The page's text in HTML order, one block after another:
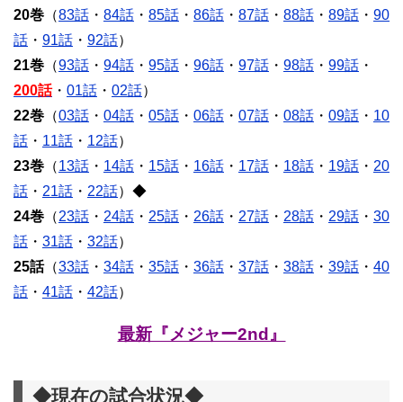
20巻 （83話 ・ 84話 ・ 85話 ・ 86話 ・ 87話 ・ 88話 ・ 89話 ・ 90
話 ・ 91話 ・ 92話）
21巻 （93話 ・ 94話 ・ 95話 ・ 96話 ・ 97話 ・ 98話 ・ 99話 ・
200話・ 01話 ・ 02話）
22巻 （03話 ・ 04話 ・ 05話 ・ 06話 ・ 07話 ・ 08話 ・ 09話 ・ 10
話 ・ 11話 ・ 12話）
23巻 （13話 ・ 14話 ・ 15話 ・ 16話 ・ 17話 ・ 18話 ・ 19話 ・ 20
話 ・ 21話 ・ 22話）◆
24巻 （23話 ・ 24話 ・ 25話 ・ 26話 ・ 27話 ・ 28話 ・ 29話 ・ 30
話 ・ 31話 ・ 32話）
25話（33話 ・ 34話 ・ 35話 ・ 36話 ・ 37話 ・ 38話 ・ 39話 ・ 40
話 ・ 41話 ・ 42話）
最新『メジャー2nd』
◆現在の試合状況◆